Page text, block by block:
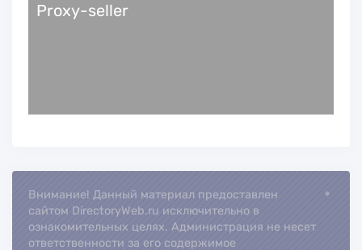
Proxy-seller
Внимание! Данный материал предоставлен
сайтом DirectoryWeb.ru исключительно в
ознакомительных целях. Администрация не несет
ответственности за его содержимое